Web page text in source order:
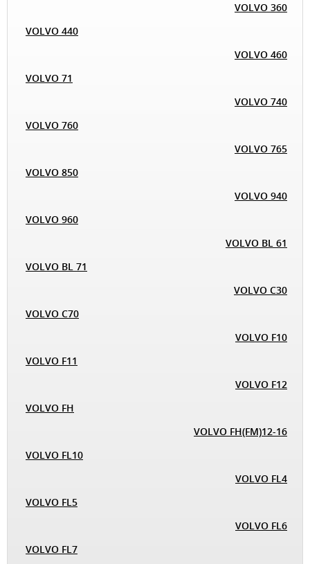
VOLVO 360
VOLVO 440
VOLVO 460
VOLVO 71
VOLVO 740
VOLVO 760
VOLVO 765
VOLVO 850
VOLVO 940
VOLVO 960
VOLVO BL 61
VOLVO BL 71
VOLVO C30
VOLVO C70
VOLVO F10
VOLVO F11
VOLVO F12
VOLVO FH
VOLVO FH(FM)12-16
VOLVO FL10
VOLVO FL4
VOLVO FL5
VOLVO FL6
VOLVO FL7